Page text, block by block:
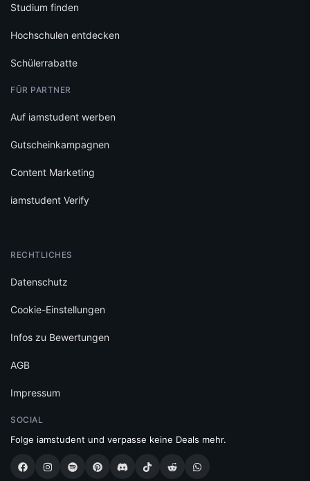
Studium finden
Hochschulen entdecken
Schülerrabatte
FÜR PARTNER
Auf iamstudent werben
Gutscheinkampagnen
Content Marketing
iamstudent Verify
RECHTLICHES
Datenschutz
Cookie-Einstellungen
Infos zu Bewertungen
AGB
Impressum
SOCIAL
Folge iamstudent und verpasse keine Deals mehr.